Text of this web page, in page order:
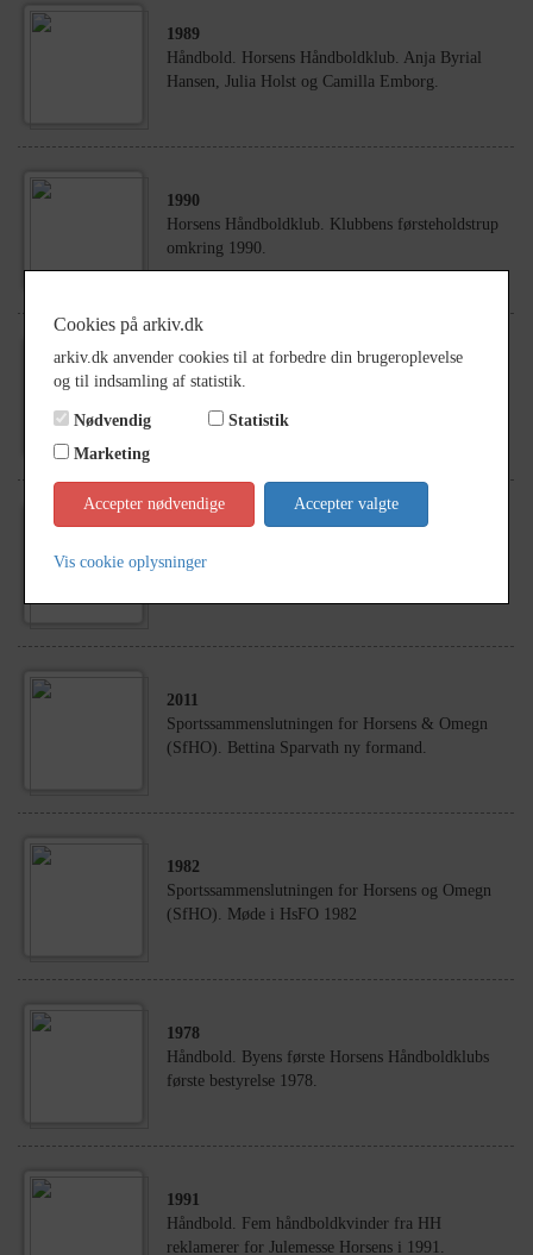
1989
Håndbold. Horsens Håndboldklub. Anja Byrial
Hansen, Julia Holst og Camilla Emborg.
1990
Horsens Håndboldklub. Klubbens førsteholdstrup
omkring 1990.
2000
Håndbold. Viggo Poulsen ny træner for HTH 09.
2011
Sportssammenslutningen for Horsens & Omegn
(SfHO). Bettina Sparvath ny formand.
1982
Sportssammenslutningen for Horsens og Omegn
(SfHO). Møde i HsFO 1982
1978
Håndbold. Byens første Horsens Håndboldklubs
første bestyrelse 1978.
1991
Håndbold. Fem håndboldkvinder fra HH
reklamerer for Julemesse Horsens i 1991.
Cookies på arkiv.dk
arkiv.dk anvender cookies til at forbedre din brugeroplevelse
og til indsamling af statistik.
Nødvendig
Statistik
Marketing
Accepter nødvendige Accepter valgte
Vis cookie oplysninger